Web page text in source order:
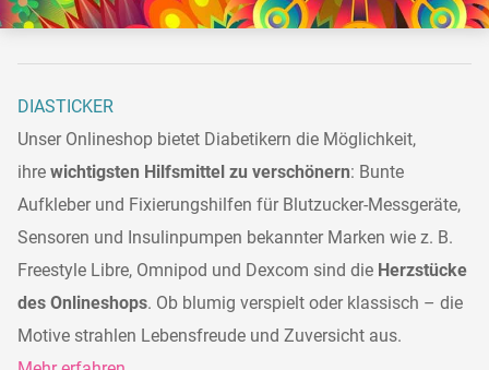
DIASTICKER
Unser Onlineshop bietet Diabetikern die Möglichkeit,
ihre wichtigsten Hilfsmittel zu verschönern: Bunte
Aufkleber und Fixierungshilfen für Blutzucker-Messgeräte,
Sensoren und Insulinpumpen bekannter Marken wie z. B.
Freestyle Libre, Omnipod und Dexcom sind die Herzstücke
des Onlineshops. Ob blumig verspielt oder klassisch – die
Motive strahlen Lebensfreude und Zuversicht aus.